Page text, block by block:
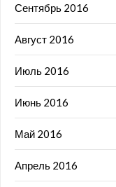
Сентябрь 2016
Август 2016
Июль 2016
Июнь 2016
Май 2016
Апрель 2016